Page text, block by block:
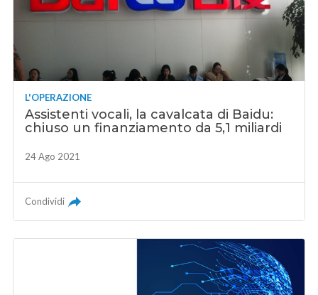
L'OPERAZIONE
Assistenti vocali, la cavalcata di Baidu:
chiuso un finanziamento da 5,1 miliardi
24 Ago 2021
Condividi